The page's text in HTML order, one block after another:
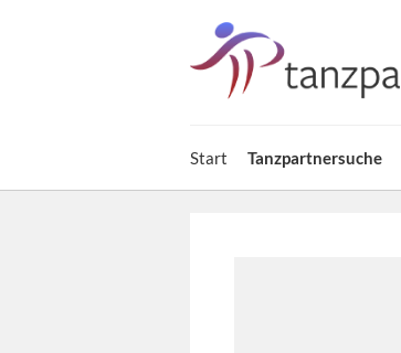
Start Tanzpartnersuche